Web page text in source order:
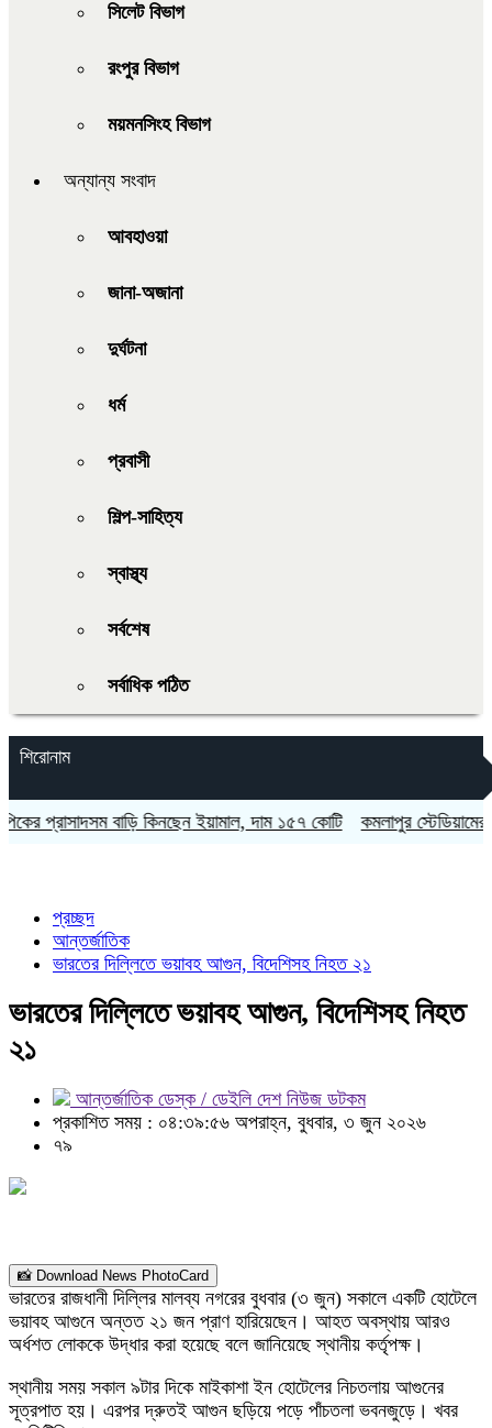
সিলেট বিভাগ
রংপুর বিভাগ
ময়মনসিংহ বিভাগ
অন্যান্য সংবাদ
আবহাওয়া
জানা-অজানা
দুর্ঘটনা
ধর্ম
প্রবাসী
শিল্প-সাহিত্য
স্বাস্থ্য
সর্বশেষ
সর্বাধিক পঠিত
শিরোনাম
প্রাসাদসম বাড়ি কিনছেন ইয়ামাল, দাম ১৫৭ কোটি কমলাপুর স্টেডিয়ামের
প্রচ্ছদ
আন্তর্জাতিক
ভারতের দিল্লিতে ভয়াবহ আগুন, বিদেশিসহ নিহত ২১
ভারতের দিল্লিতে ভয়াবহ আগুন, বিদেশিসহ নিহত
২১
আন্তর্জাতিক ডেস্ক / ডেইলি দেশ নিউজ ডটকম
প্রকাশিত সময় : ০৪:৩৯:৫৬ অপরাহ্ন, বুধবার, ৩ জুন ২০২৬
৭৯
📸 Download News PhotoCard
ভারতের রাজধানী দিল্লির মালব্য নগরের বুধবার (৩ জুন) সকালে একটি হোটেলে
ভয়াবহ আগুনে অন্তত ২১ জন প্রাণ হারিয়েছেন। আহত অবস্থায় আরও
অর্ধশত লোককে উদ্ধার করা হয়েছে বলে জানিয়েছে স্থানীয় কর্তৃপক্ষ।
স্থানীয় সময় সকাল ৯টার দিকে মাইকাশা ইন হোটেলের নিচতলায় আগুনের
সূত্রপাত হয়। এরপর দ্রুতই আগুন ছড়িয়ে পড়ে পাঁচতলা ভবনজুড়ে। খবর